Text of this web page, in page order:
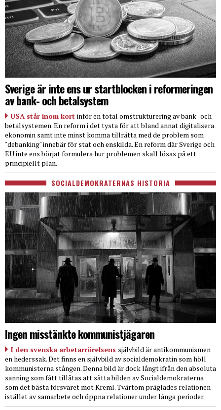
Sverige är inte ens ur startblocken i reformeringen
av bank- och betalsystem
USA står inom kort inför en total omstrukturering av bank- och
betalsystemen. En reform i det tysta för att bland annat digitalisera
ekonomin samt inte minst komma tillrätta med de problem som
"debanking" innebär för stat och enskilda. En reform där Sverige och
EU inte ens börjat formulera hur problemen skall lösas på ett
principiellt plan.
SOCIALDEMOKRATERNAS HISTORIA
Ingen misstänkte kommunistjägaren
I den svenska arbetarrörelsens självbild är antikommunismen
en hederssak. Det finns en självbild av socialdemokratin som höll
kommunisterna stången. Denna bild är dock långt ifrån den absoluta
sanning som fått tillåtas att sätta bilden av Socialdemokraterna
som det bästa försvaret mot Kreml. Tvärtom präglades relationen
istället av samarbete och öppna relationer under långa perioder.